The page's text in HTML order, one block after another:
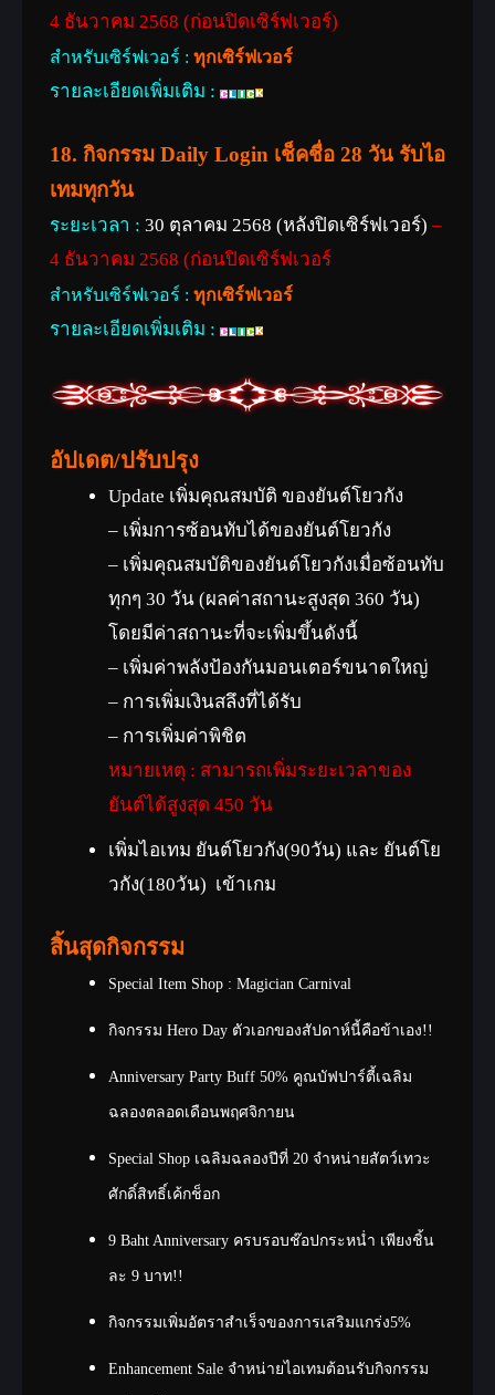
4 ธันวาคม 2568 (ก่อนปิดเซิร์ฟเวอร์)
สำหรับเซิร์ฟเวอร์ : ทุกเซิร์ฟเวอร์
รายละเอียดเพิ่มเติม :
18. กิจกรรม Daily Login เช็คชื่อ 28 วัน รับไอ
เทมทุกวัน
ระยะเวลา : 30 ตุลาคม 2568 (หลังปิดเซิร์ฟเวอร์) –
4 ธันวาคม 2568 (ก่อนปิดเซิร์ฟเวอร์
สำหรับเซิร์ฟเวอร์ : ทุกเซิร์ฟเวอร์
รายละเอียดเพิ่มเติม :
อัปเดต/ปรับปรุง
Update เพิ่มคุณสมบัติ ของยันต์โยวกัง
– เพิ่มการซ้อนทับได้ของยันต์โยวกัง
– เพิ่มคุณสมบัติของยันต์โยวกังเมื่อซ้อนทับ
ทุกๆ 30 วัน (ผลค่าสถานะสูงสุด 360 วัน)
โดยมีค่าสถานะที่จะเพิ่มขึ้นดังนี้
– เพิ่มค่าพลังป้องกันมอนเตอร์ขนาดใหญ่
– การเพิ่มเงินสลึงที่ได้รับ
– การเพิ่มค่าพิชิต
หมายเหตุ : สามารถเพิ่มระยะเวลาของ
ยันต์ได้สูงสุด 450 วัน
เพิ่มไอเทม ยันต์โยวกัง(90วัน) และ ยันต์โย
วกัง(180วัน) เข้าเกม
สิ้นสุดกิจกรรม
Special Item Shop : Magician Carnival
กิจกรรม Hero Day ตัวเอกของสัปดาห์นี้คือข้าเอง!!
Anniversary Party Buff 50% คูณบัฟปาร์ตี้เฉลิม
ฉลองตลอดเดือนพฤศจิกายน
Special Shop เฉลิมฉลองปีที่ 20 จำหน่ายสัตว์เทวะ
ศักดิ์สิทธิ์เค้กช็อก
9 Baht Anniversary ครบรอบช๊อปกระหน่ำ เพียงชิ้น
ละ 9 บาท!!
กิจกรรมเพิ่มอัตราสำเร็จของการเสริมแกร่ง5%
Enhancement Sale จำหน่ายไอเทมต้อนรับกิจกรรม